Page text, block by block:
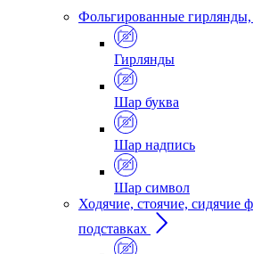
Фольгированные
Гирлянды
Шар буква
Шар надпись
Шар символ
Ходячие, стоячие, сидячие
подставках